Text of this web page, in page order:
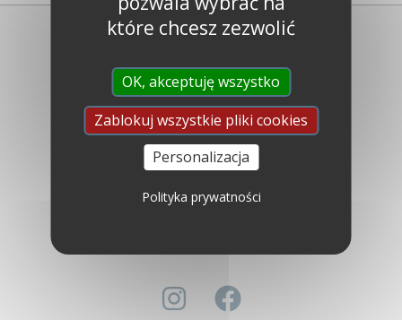
Libéron
Kim jesteśmy ?
Najczęściej zadawane pytania
Skontaktuj się z nami
które chcesz zezwolić
OK, akceptuję wszystko
Zablokuj wszystkie pliki cookies
Personalizacja
Polityka prywatności